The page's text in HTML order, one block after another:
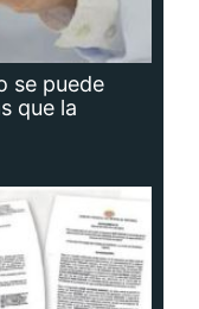
se puede
que la